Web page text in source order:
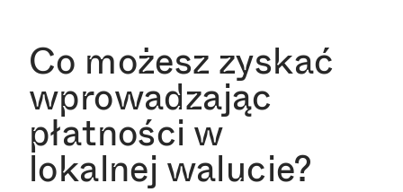
Co możesz zyskać
wprowadzając
płatności w
lokalnej walucie?